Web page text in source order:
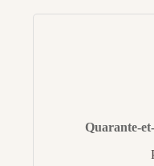
Quarante-